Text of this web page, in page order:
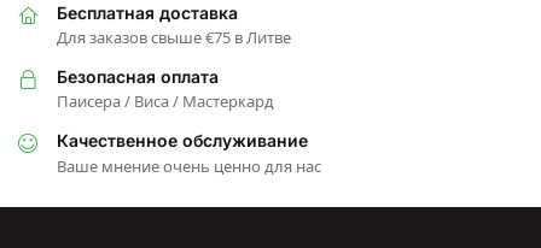
Бесплатная доставка
Для заказов свыше €75 в Литве
Безопасная оплата
Паисера / Виса / Мастеркард
Качественное обслуживание
Ваше мнение очень ценно для нас